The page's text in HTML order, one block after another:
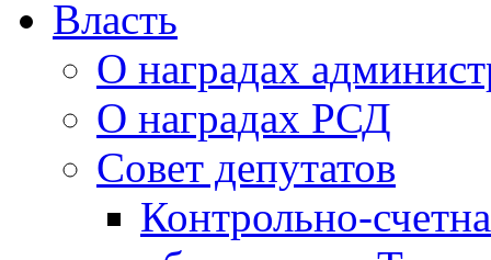
Власть
О наградах
О наградах РСД
Совет депутатов
Контрольно-